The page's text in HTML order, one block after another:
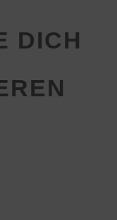
DICH